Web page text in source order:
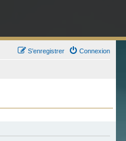
Connexion
S’enregistrer